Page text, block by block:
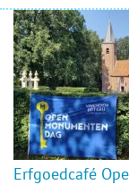
Erfgoedcafé